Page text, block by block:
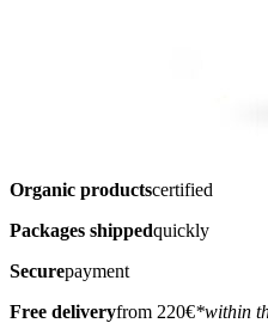
Organic productscertified
Packages shippedquickly
Securepayment
Free deliveryfrom 220€*within